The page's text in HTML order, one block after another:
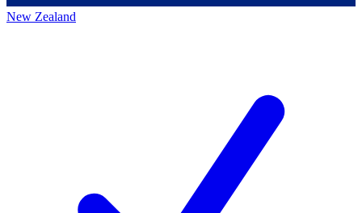
New Zealand